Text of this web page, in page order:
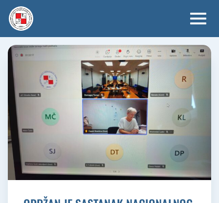
content